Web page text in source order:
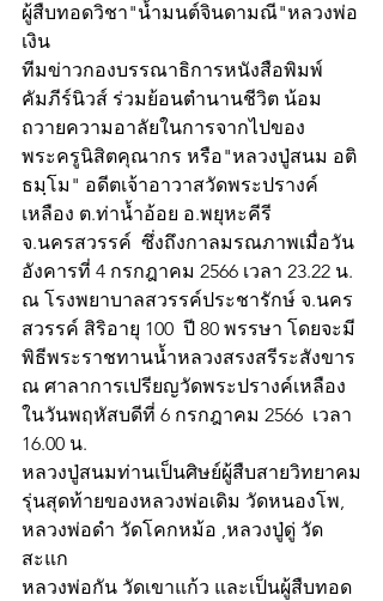
ผู้สืบทอดวิชา"น้ำมนต์จินดามณี"หลวงพ่อ
เงิน
ทีมข่าวกองบรรณาธิการหนังสือพิมพ์
คัมภีร์นิวส์ ร่วมย้อนตำนานชีวิต น้อม
ถวายความอาลัยในการจากไปของ
พระครูนิสิตคุณากร หรือ"หลวงปู่สนม อติ
ธมฺโม" อดีตเจ้าอาวาสวัดพระปรางค์
เหลือง ต.ท่าน้ำอ้อย อ.พยุหะคีรี
จ.นครสวรรค์  ซึ่งถึงกาลมรณภาพเมื่อวัน
อังคารที่ 4 กรกฎาคม 2566 เวลา 23.22 น.
ณ โรงพยาบาลสวรรค์ประชารักษ์ จ.นคร
สวรรค์ สิริอายุ 100  ปี 80 พรรษา โดยจะมี
พิธีพระราชทานน้ำหลวงสรงสรีระสังขาร
ณ ศาลาการเปรียญวัดพระปรางค์เหลือง
ในวันพฤหัสบดีที่ 6 กรกฎาคม 2566  เวลา
16.00 น.
หลวงปู่สนมท่านเป็นศิษย์ผู้สืบสายวิทยาคม
รุ่นสุดท้ายของหลวงพ่อเดิม วัดหนองโพ,
หลวงพ่อดำ วัดโคกหม้อ ,หลวงปู่ดู่ วัด
สะแก
หลวงพ่อกัน วัดเขาแก้ว และเป็นผู้สืบทอด